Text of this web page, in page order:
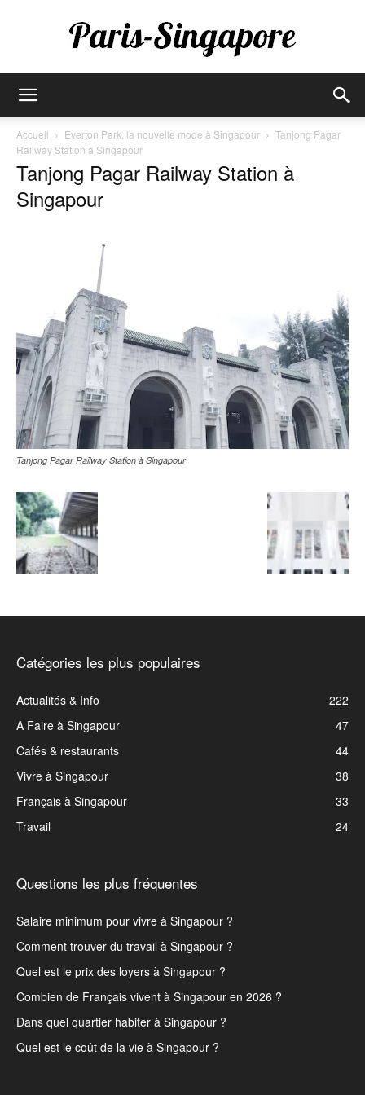
Singapore
Accueil Everton Park, la nouvelle mode à Singapour
Tanjong Pagar
Railway Station à Singapour
Tanjong Pagar Railway Station à
Singapour
Tanjong Pagar Railway Station à Singapour
Catégories les plus populaires
Actualités & Info
222
A Faire à Singapour
47
Cafés & restaurants
44
Vivre à Singapour
38
Français à Singapour
33
Travail
24
Questions les plus fréquentes
Salaire minimum pour vivre à Singapour ?
Comment trouver du travail à Singapour ?
Quel est le prix des loyers à Singapour ?
Combien de Français vivent à Singapour en 2026 ?
Dans quel quartier habiter à Singapour ?
Quel est le coût de la vie à Singapour ?